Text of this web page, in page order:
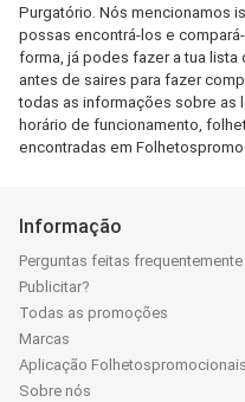
Purgatório. Nós mencionamos
possas encontrá-los e
forma, já podes fazer a tua
antes de saires para fazer
todas as informações sobre as
horário de funcionamento,
encontradas em
Informação
Perguntas feitas frequentemente
Publicitar?
Todas as promoções
Marcas
Aplicação
Sobre nós